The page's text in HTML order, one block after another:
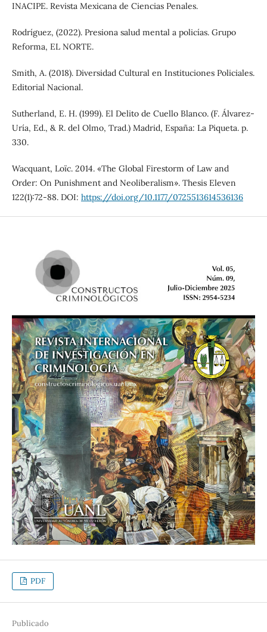
INACIPE. Revista Mexicana de Ciencias Penales.
Rodríguez, (2022). Presiona salud mental a policías. Grupo
Reforma, EL NORTE.
Smith, A. (2018). Diversidad Cultural en Instituciones Policiales.
Editorial Nacional.
Sutherland, E. H. (1999). El Delito de Cuello Blanco. (F. Álvarez-
Uría, Ed., & R. del Olmo, Trad.) Madrid, España: La Piqueta. p.
330.
Wacquant, Loïc. 2014. «The Global Firestorm of Law and
Order: On Punishment and Neoliberalism». Thesis Eleven
122(1):72-88. DOI: https://doi.org/10.1177/0725513614536136
PDF
Publicado